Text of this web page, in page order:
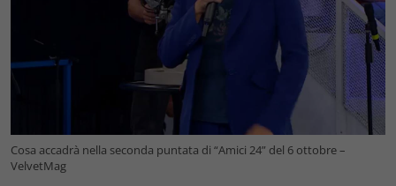
Cosa accadrà nella seconda puntata di “Amici 24” del 6 ottobre –
VelvetMag